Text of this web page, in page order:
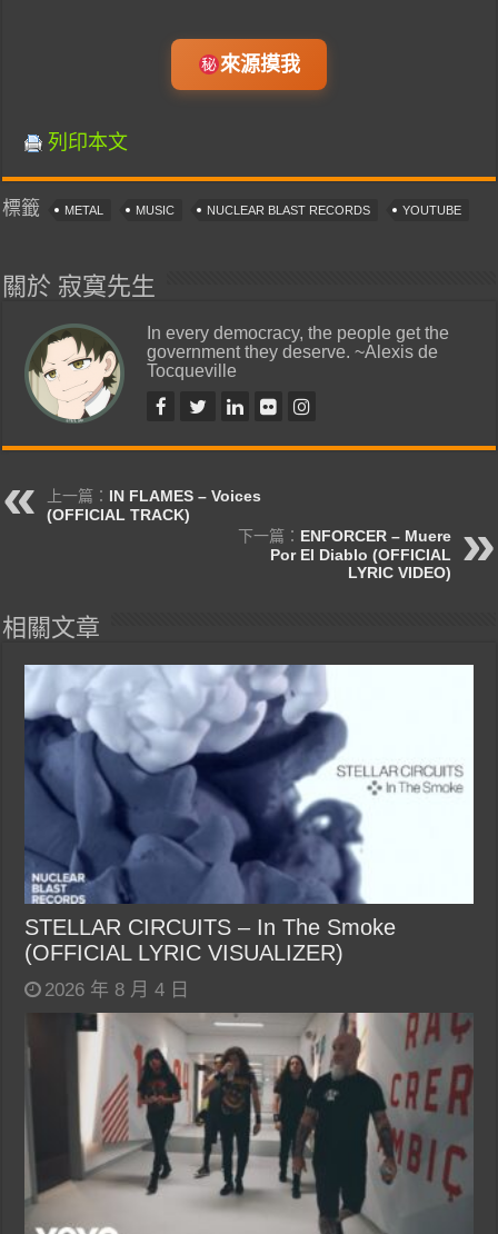
來源摸我
列印本文
標籤 METAL MUSIC NUCLEAR BLAST RECORDS YOUTUBE
關於 寂寞先生
In every democracy, the people get the
government they deserve. ~Alexis de
Tocqueville
上一篇： IN FLAMES – Voices
(OFFICIAL TRACK)
下一篇： ENFORCER – Muere
Por El Diablo (OFFICIAL
LYRIC VIDEO)
相關文章
STELLAR CIRCUITS – In The Smoke
(OFFICIAL LYRIC VISUALIZER)
2026 年 8 月 4 日